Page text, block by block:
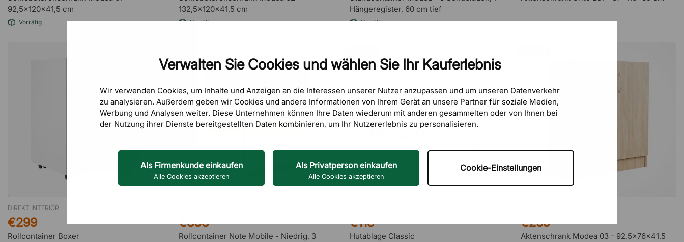
Verwalten Sie Cookies und wählen Sie Ihr Kauferlebnis
Wir verwenden Cookies, um Inhalte und Anzeigen an die Interessen unserer Nutzer anzupassen und um unseren Datenverkehr
zu analysieren. Außerdem geben wir Cookies und andere Informationen von Ihrem Gerät an unsere Partner für soziale Medien,
Werbung und Analysen weiter. Diese Unternehmen können Ihre Daten wiederum mit anderen gesammelten oder von Ihnen bei
der Nutzung ihrer Dienste bereitgestellten Daten kombinieren, um Ihr Nutzererlebnis zu personalisieren.
Als Firmenkunde einkaufen
Alle Cookies akzeptieren
Als Privatperson einkaufen
Alle Cookies akzeptieren
Cookie-Einstellungen
Sven 17 Juni 2026
Die Auswahl und Preis-Leistung …
Schnell und unkompliziert
92,5x120x41,5 cm
Vorrätig
132,5x120x41,5 cm
Vorrätig
Hängeregister, 60 cm tief
Vorrätig
DIREKT INTERIÖR
Rollcontainer Boxer
€299
Rollcontainer Note Mobile - Niedrig, 3
€393
Hutablage Classic
€118
Aktenschrank Modea 03 - 92,5x76x41,5
€269